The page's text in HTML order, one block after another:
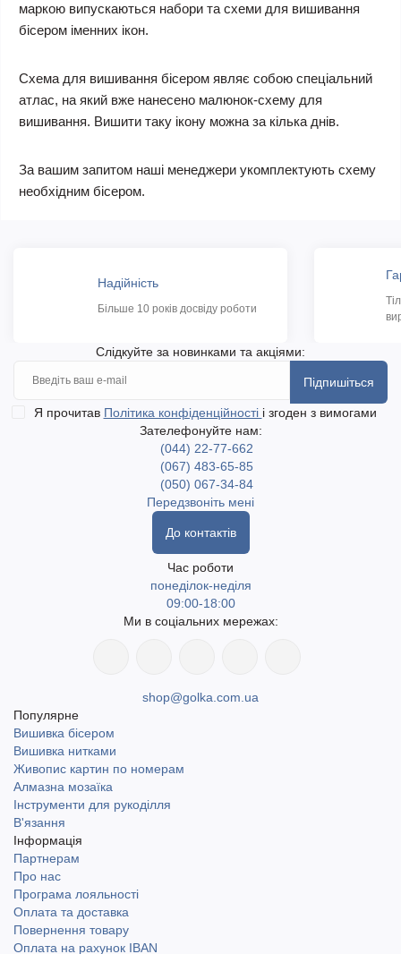
маркою випускаються набори та схеми для вишивання
бісером іменних ікон.
Схема для вишивання бісером являє собою спеціальний
атлас, на який вже нанесено малюнок-схему для
вишивання. Вишити таку ікону можна за кілька днів.
За вашим запитом наші менеджери укомплектують схему
необхідним бісером.
Надійність
Більше 10 років досвіду роботи
Слідкуйте за новинками та акціями:
Підпишіться
Я прочитав Політика конфіденційності і згоден з вимогами
Зателефонуйте нам:
(044) 22-77-662
(067) 483-65-85
(050) 067-34-84
Передзвоніть мені
До контактів
Час роботи
понеділок-неділя
09:00-18:00
Ми в соціальних мережах:
shop@golka.com.ua
Популярне
Вишивка бісером
Вишивка нитками
Живопис картин по номерам
Алмазна мозаїка
Інструменти для рукоділля
В'язання
Інформація
Партнерам
Про нас
Програма лояльності
Оплата та доставка
Повернення товару
Оплата на рахунок IBAN